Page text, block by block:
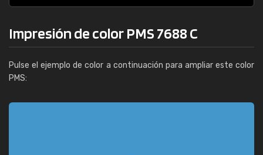
Impresión de color PMS 7688 C
Pulse el ejemplo de color a continuación para ampliar este color
PMS: